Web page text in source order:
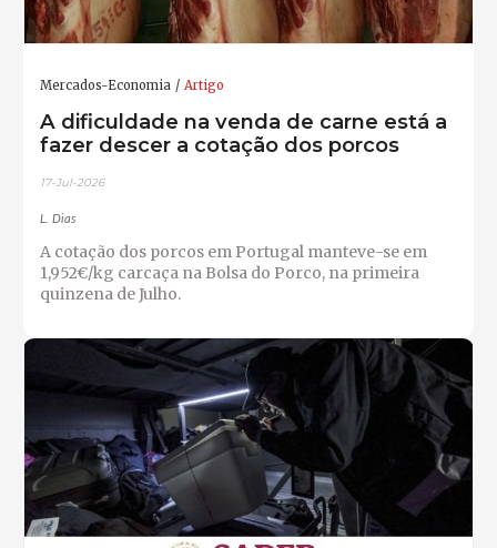
Mercados-Economia Artigo
A dificuldade na venda de carne está a
fazer descer a cotação dos porcos
17-Jul-2026
L. Dias
A cotação dos porcos em Portugal manteve-se em
1,952€/kg carcaça na Bolsa do Porco, na primeira
quinzena de Julho.